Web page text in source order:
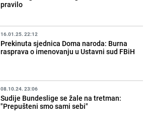
pravilo
16.01.25. 22:12
Prekinuta sjednica Doma naroda: Burna
rasprava o imenovanju u Ustavni sud FBiH
08.10.24. 23:06
Sudije Bundeslige se žale na tretman:
"Prepušteni smo sami sebi"